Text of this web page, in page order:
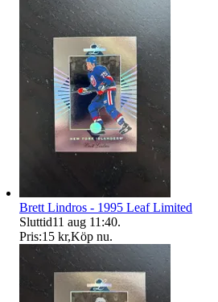
Brett Lindros - 1995 Leaf Limited
Sluttid11 aug 11:40.
Pris:15 kr,Köp nu.